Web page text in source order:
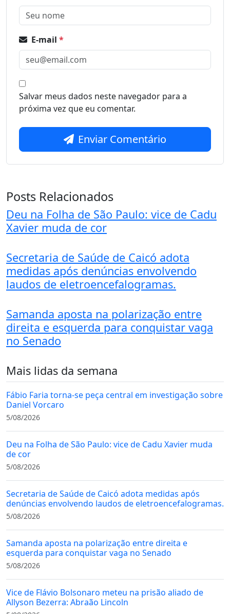
E-mail *
Salvar meus dados neste navegador para a
próxima vez que eu comentar.
Enviar Comentário
Posts Relacionados
Deu na Folha de São Paulo: vice de Cadu
Xavier muda de cor
Secretaria de Saúde de Caicó adota
medidas após denúncias envolvendo
laudos de eletroencefalogramas.
Samanda aposta na polarização entre
direita e esquerda para conquistar vaga
no Senado
Mais lidas da semana
Fábio Faria torna-se peça central em investigação sobre
Daniel Vorcaro
5/08/2026
Deu na Folha de São Paulo: vice de Cadu Xavier muda
de cor
5/08/2026
Secretaria de Saúde de Caicó adota medidas após
denúncias envolvendo laudos de eletroencefalogramas.
5/08/2026
Samanda aposta na polarização entre direita e
esquerda para conquistar vaga no Senado
5/08/2026
Vice de Flávio Bolsonaro meteu na prisão aliado de
Allyson Bezerra: Abraão Lincoln